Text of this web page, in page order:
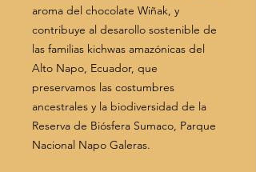
aroma del chocolate Wiñak, y
contribuye al desarollo sostenible de
las familias kichwas amazónicas del
Alto Napo, Ecuador, que
preservamos las costumbres
ancestrales y la biodiversidad de la
Reserva de Biósfera Sumaco, Parque
Nacional Napo Galeras.